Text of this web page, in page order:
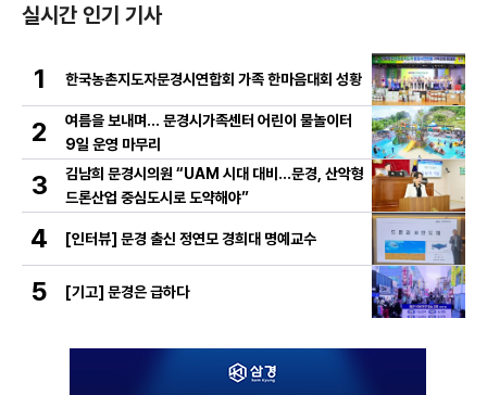
실시간 인기 기사
1 한국농촌지도자문경시연합회 가족 한마음대회 성황
2
여름을 보내며… 문경시가족센터 어린이 물놀이터
9일 운영 마무리
3
김남희 문경시의원 “UAM 시대 대비…문경, 산악형
드론산업 중심도시로 도약해야”
4 [인터뷰] 문경 출신 정연모 경희대 명예교수
5 [기고] 문경은 급하다